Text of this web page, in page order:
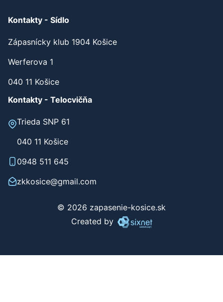
Kontakty - Sídlo
Zápasnícky klub 1904 Košice
Werferova 1
040 11 Košice
Kontakty - Telocvičňa
Trieda SNP 61
040 11 Košice
0948 511 645
zkkosice@gmail.com
© 2026 zapasenie-kosice.sk
Created by